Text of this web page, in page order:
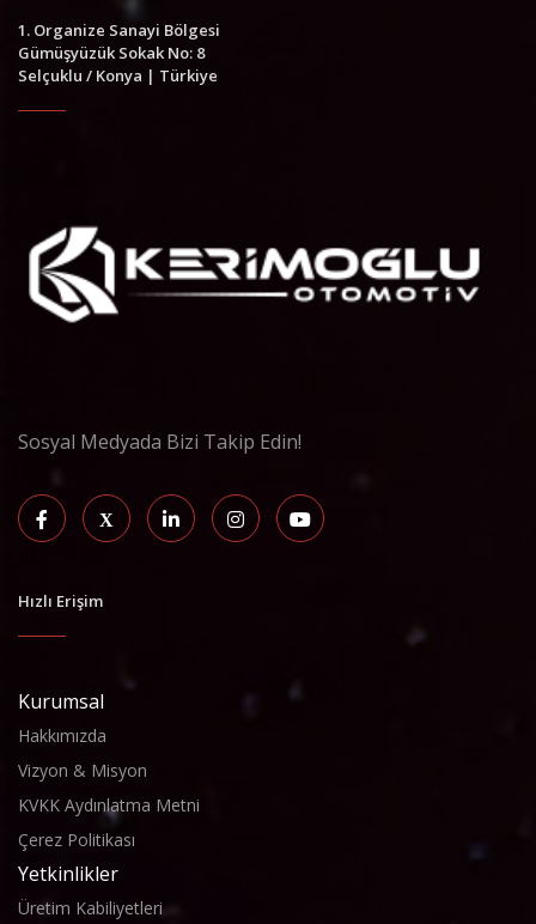
1. Organize Sanayi Bölgesi
Gümüşyüzük Sokak No: 8
Selçuklu / Konya | Türkiye
Sosyal Medyada Bizi Takip Edin!
Hızlı Erişim
Kurumsal
Hakkımızda
Vizyon & Misyon
KVKK Aydınlatma Metni
Çerez Politikası
Yetkinlikler
Üretim Kabiliyetleri